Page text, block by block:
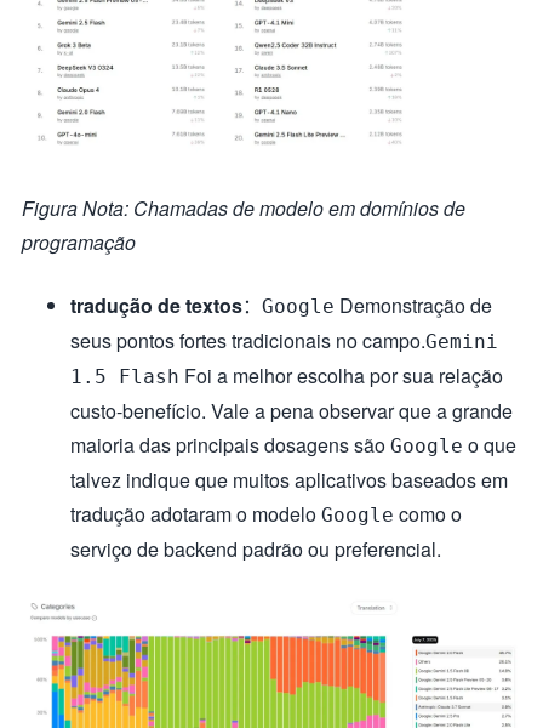
Figura Nota: Chamadas de modelo em domínios de
programação
tradução de textos： Google Demonstração de
seus pontos fortes tradicionais no campo.Gemini
1.5 Flash Foi a melhor escolha por sua relação
custo-benefício. Vale a pena observar que a grande
maioria das principais dosagens são Google o que
talvez indique que muitos aplicativos baseados em
tradução adotaram o modelo Google como o
serviço de backend padrão ou preferencial.